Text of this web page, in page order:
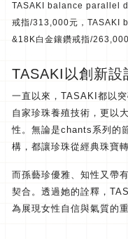
TASAKI balance parallel
戒指/313,000元，TASAKI
&18K白金鑲鑽戒指/
TASAKI以創新設
一直以來，TASAKI都以
自家珍珠養殖技術， 更以
性。 無論是chants系列的
構， 都讓珍珠從經典珠寶
而孫藝珍優雅、知性又帶
契合。透過她的詮釋，
為展現女性自信與氣質的重